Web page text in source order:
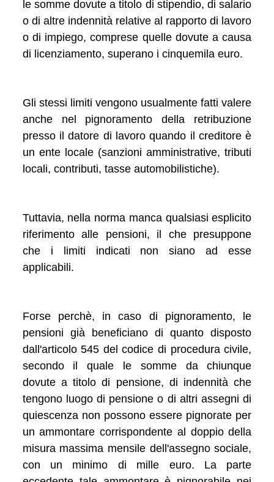
le somme dovute a titolo di stipendio, di salario
o di altre indennità relative al rapporto di lavoro
o di impiego, comprese quelle dovute a causa
di licenziamento, superano i cinquemila euro.
Gli stessi limiti vengono usualmente fatti valere
anche nel pignoramento della retribuzione
presso il datore di lavoro quando il creditore è
un ente locale (sanzioni amministrative, tributi
locali, contributi, tasse automobilistiche).
Tuttavia, nella norma manca qualsiasi esplicito
riferimento alle pensioni, il che presuppone
che i limiti indicati non siano ad esse
applicabili.
Forse perchè, in caso di pignoramento, le
pensioni già beneficiano di quanto disposto
dall'articolo 545 del codice di procedura civile,
secondo il quale le somme da chiunque
dovute a titolo di pensione, di indennità che
tengono luogo di pensione o di altri assegni di
quiescenza non possono essere pignorate per
un ammontare corrispondente al doppio della
misura massima mensile dell'assegno sociale,
con un minimo di mille euro. La parte